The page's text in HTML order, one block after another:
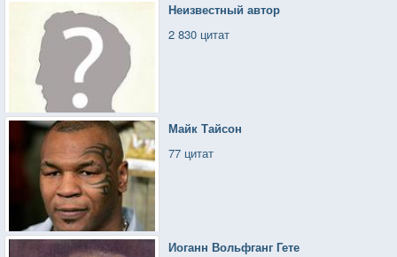
Неизвестный автор
2 830 цитат
Майк Тайсон
77 цитат
Иоганн Вольфганг Гете